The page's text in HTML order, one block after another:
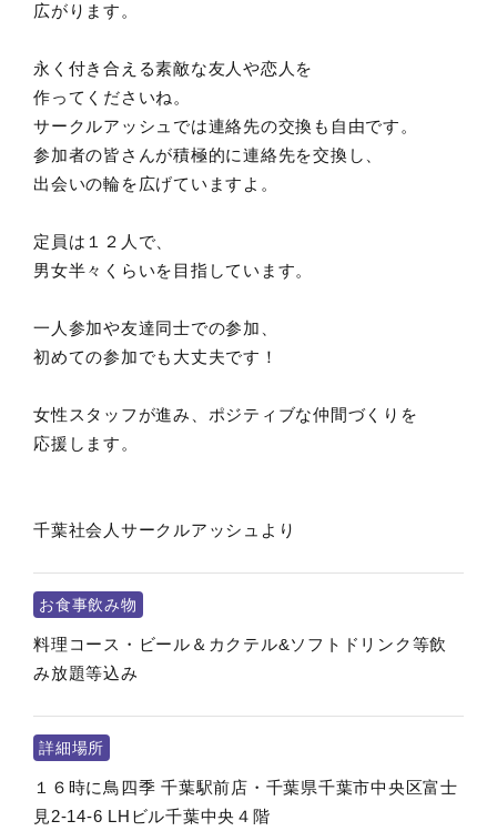
広がります。
永く付き合える素敵な友人や恋人を
作ってくださいね。
サークルアッシュでは連絡先の交換も自由です。
参加者の皆さんが積極的に連絡先を交換し、
出会いの輪を広げていますよ。
定員は１２人で、
男女半々くらいを目指しています。
一人参加や友達同士での参加、
初めての参加でも大丈夫です！
女性スタッフが進み、ポジティブな仲間づくりを
応援します。
千葉社会人サークルアッシュより
お食事飲み物
料理コース・ビール＆カクテル&ソフトドリンク等飲
み放題等込み
詳細場所
１６時に鳥四季 千葉駅前店・千葉県千葉市中央区富士
見2-14-6 LHビル千葉中央４階